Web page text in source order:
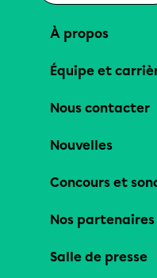
À propos
Équipe et
Nous contacter
Nouvelles
Concours et
Nos partenaires
Salle de presse